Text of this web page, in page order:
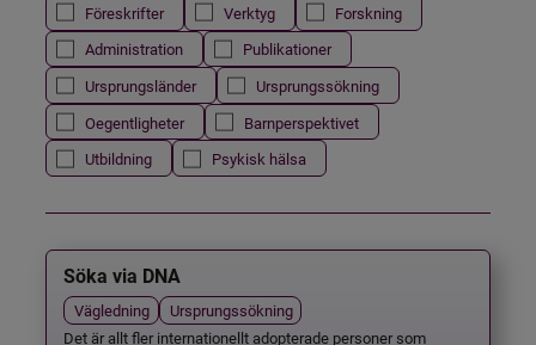
Föreskrifter
Verktyg
Forskning
Administration
Publikationer
Ursprungsländer
Ursprungssökning
Oegentligheter
Barnperspektivet
Utbildning
Psykisk hälsa
Söka via DNA
Vägledning
Ursprungssökning
Det är allt fler internationellt adopterade personer som